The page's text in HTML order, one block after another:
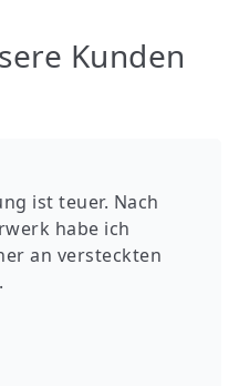
Kunden
ist teuer. Nach
habe ich
an versteckten